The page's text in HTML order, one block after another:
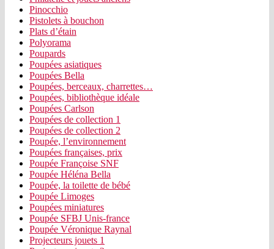
Pinocchio
Pistolets à bouchon
Plats d’étain
Polyorama
Poupards
Poupées asiatiques
Poupées Bella
Poupées, berceaux, charrettes…
Poupées, bibliothèque idéale
Poupées Carlson
Poupées de collection 1
Poupées de collection 2
Poupée, l’environnement
Poupées françaises, prix
Poupée Françoise SNF
Poupée Héléna Bella
Poupée, la toilette de bébé
Poupée Limoges
Poupées miniatures
Poupée SFBJ Unis-france
Poupée Véronique Raynal
Projecteurs jouets 1